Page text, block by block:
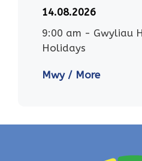
14.08.2026
9:00 am - Gwyliau
Holidays
Mwy / More